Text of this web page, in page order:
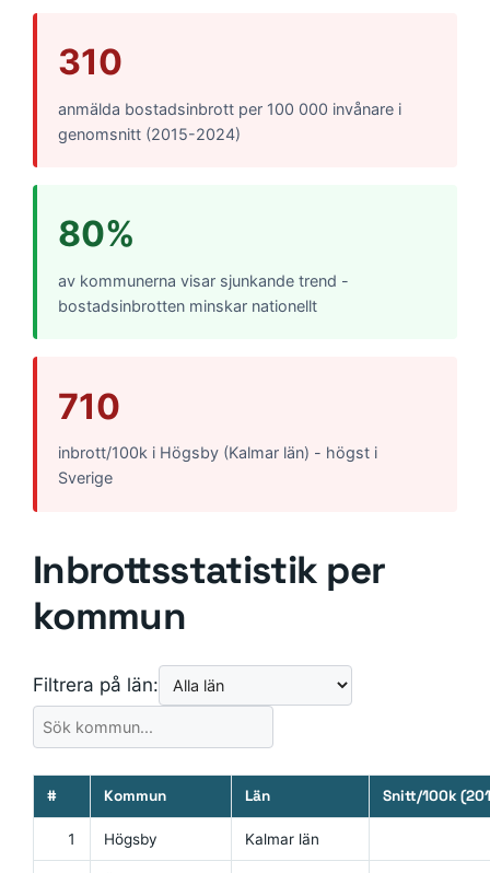
310
anmälda bostadsinbrott per 100 000 invånare i
genomsnitt (2015-2024)
80%
av kommunerna visar sjunkande trend -
bostadsinbrotten minskar nationellt
710
inbrott/100k i Högsby (Kalmar län) - högst i
Sverige
Inbrottsstatistik per
kommun
Filtrera på län:
# Kommun Län Snitt/100k
1 Högsby Kalmar län